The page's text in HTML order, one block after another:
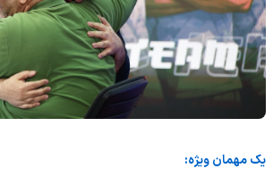
یک مهمان ویژه: